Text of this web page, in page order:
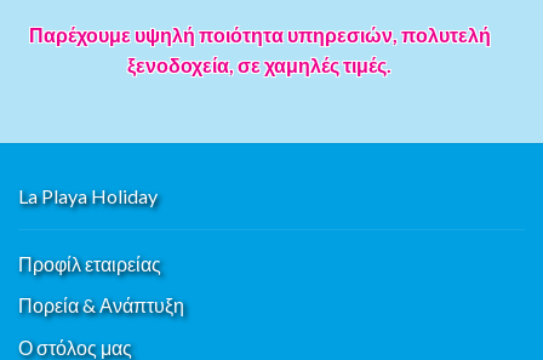
Παρέχουμε υψηλή ποιότητα υπηρεσιών, πολυτελή
ξενοδοχεία, σε χαμηλές τιμές.
La Playa Holiday
Προφίλ εταιρείας
Πορεία & Ανάπτυξη
Ο στόλος μας